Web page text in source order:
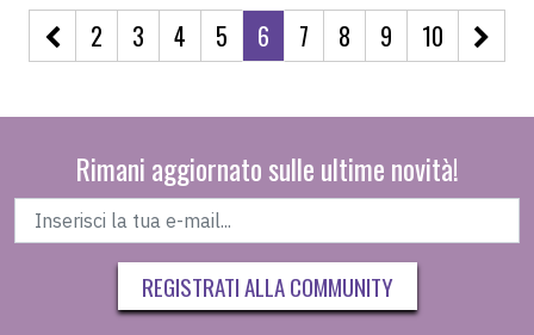
2 3 4 5 6 7 8 9 10
Rimani aggiornato sulle ultime novità!
REGISTRATI ALLA COMMUNITY